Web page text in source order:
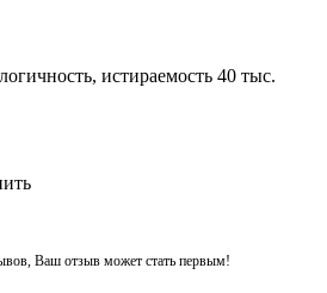
истираемость 40 тыс.
Ваш отзыв может стать первым!